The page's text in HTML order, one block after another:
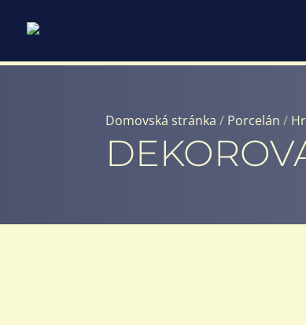
Domovská stránka / Porcelán /